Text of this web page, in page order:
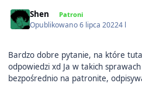
Shen Patroni
Opublikowano6 lipca 20224 l
Bardzo dobre pytanie, na które
odpowiedzi xd Ja w takich
bezpośrednio na patronite,